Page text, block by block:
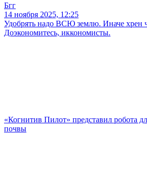
Бгг
14 ноября 2025, 12:25
Удобрять надо ВСЮ землю. Иначе хрен
Доэкономитесь, иккономисты.
«Когнитив Пилот» представил робота
почвы